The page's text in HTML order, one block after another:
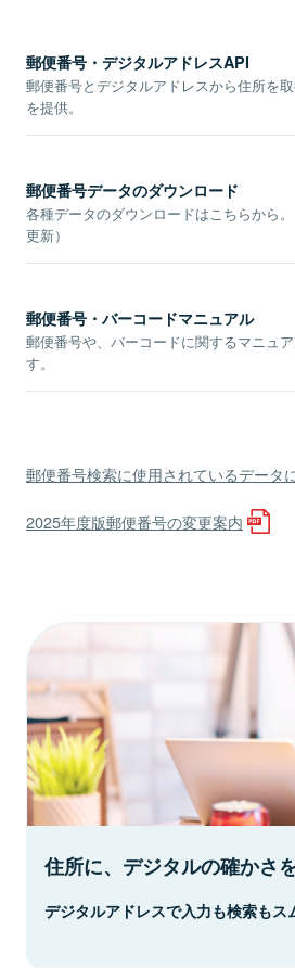
郵便番号・デジタルアドレスAPI
郵便番号とデジタルアドレスから住所を
を提供。
郵便番号データのダウンロード
各種データのダウンロードはこちらから
更新）
郵便番号・バーコードマニュアル
郵便番号や、バーコードに関するマニュ
す。
郵便番号検索に使用されているデータ
2025年度版郵便番号の変更案内
住所に、デジタルの確かさを
デジタルアドレスで入力も検索もス